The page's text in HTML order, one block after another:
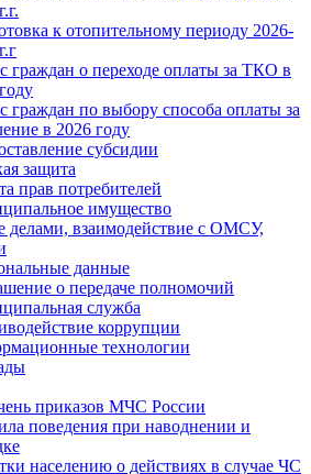
к отопительному периоду 2026-
граждан о переходе оплаты за ТКО в
граждан по выбору способа оплаты за
в 2026 году
субсидии
защита
прав потребителей
имущество
делами, взаимодействие с ОМСУ,
данные
о передаче полномочий
служба
коррупции
технологии
приказов МЧС России
поведения при наводнении и
населению о действиях в случае ЧС